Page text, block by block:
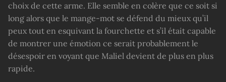
choix de cette arme. Elle semble en colère que ce soit si
long alors que le mange-mot se défend du mieux qu’il
peux tout en esquivant la fourchette et s’il était capable
de montrer une émotion ce serait probablement le
désespoir en voyant que Maliel devient de plus en plus
rapide.